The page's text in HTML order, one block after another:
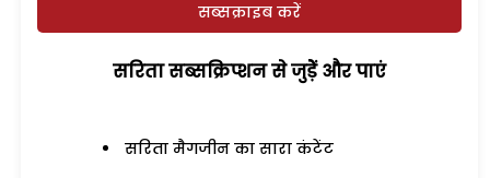
सब्सक्राइब करें
सरिता सब्सक्रिप्शन से जुड़ेें और पाएं
सरिता मैगजीन का सारा कंटेंट